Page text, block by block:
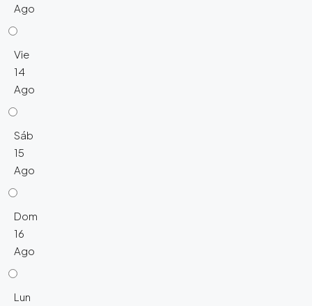
Ago
Vie
14
Ago
Sáb
15
Ago
Dom
16
Ago
Lun